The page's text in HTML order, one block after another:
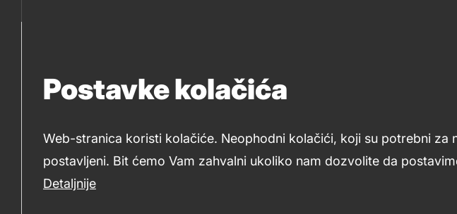
Postavke kolačića
Web-stranica koristi kolačiće. Neophodni kolačići, koji su potrebni za
postavljeni. Bit ćemo Vam zahvalni ukoliko nam dozvolite da
Detaljnije
2019-2026 Petrol BH Oil Company d.o.o. i Petrol d.d., Ljubljana Uslovi upotrebe